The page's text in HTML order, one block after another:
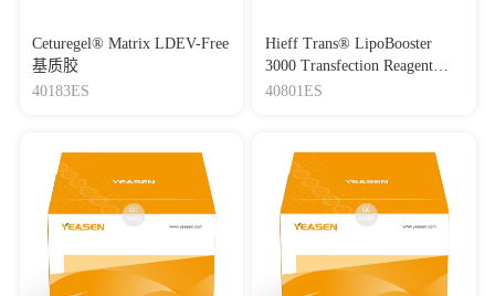
Ceturegel® Matrix LDEV-Free
基质胶
40183ES
Hieff Trans® LipoBooster
3000 Transfection Reagent
Lipo3000转染试剂
40801ES